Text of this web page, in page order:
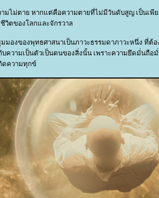
มไม่ตาย หากแต่คือความตายที่ไม่มีวันดับสูญ เป็นเพี
วิตของโลกและจักรวาล
มองของพุทธศาสนาเป็นภาวะธรรมดาภาวะหนึ่ง ที่ต้อ
ความเป็นตัวเป็นตนของสิ่งนั้น เพราะความยึดมั่นถือ
ดความทุกข์